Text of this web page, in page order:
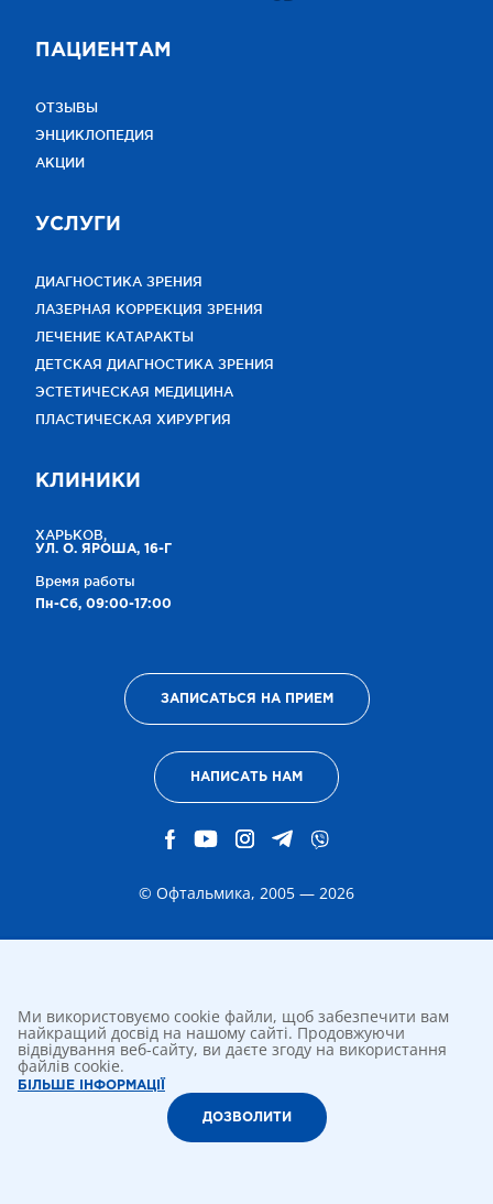
ПАЦИЕНТАМ
ОТЗЫВЫ
ЭНЦИКЛОПЕДИЯ
АКЦИИ
УСЛУГИ
ДИАГНОСТИКА ЗРЕНИЯ
ЛАЗЕРНАЯ КОРРЕКЦИЯ ЗРЕНИЯ
ЛЕЧЕНИЕ КАТАРАКТЫ
ДЕТСКАЯ ДИАГНОСТИКА ЗРЕНИЯ
ЭСТЕТИЧЕСКАЯ МЕДИЦИНА
ПЛАСТИЧЕСКАЯ ХИРУРГИЯ
КЛИНИКИ
ХАРЬКОВ,
УЛ. О. ЯРОША, 16-Г
Время работы
Пн-Сб, 09:00-17:00
ЗАПИСАТЬСЯ НА ПРИЕМ
НАПИСАТЬ НАМ
© Офтальмика, 2005 — 2026
Ми використовуємо cookie файли, щоб забезпечити вам
найкращий досвід на нашому сайті. Продовжуючи
відвідування веб-сайту, ви даєте згоду на використання
файлів cookie.
БІЛЬШЕ ІНФОРМАЦІЇ
ДОЗВОЛИТИ